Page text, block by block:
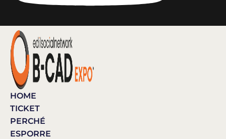
HOME
TICKET
PERCHÉ
ESPORRE